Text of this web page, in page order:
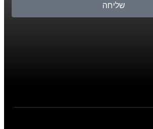
שליחה